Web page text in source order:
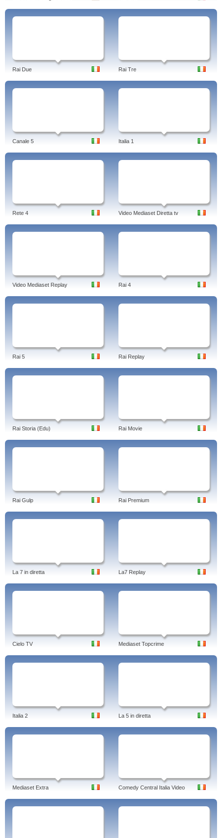
Rai Due Rai Tre
Canale 5 Italia 1
Rete 4 Video Mediaset Diretta tv
Video Mediaset Replay Rai 4
Rai 5 Rai Replay
Rai Storia (Edu) Rai Movie
Rai Gulp Rai Premium
La 7 in diretta La7 Replay
Cielo TV Mediaset Topcrime
Italia 2 La 5 in diretta
Mediaset Extra Comedy Central Italia Video